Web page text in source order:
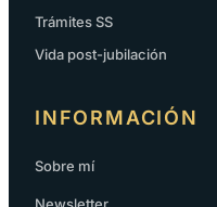
Trámites SS
Vida post-jubilación
INFORMACIÓN
Sobre mí